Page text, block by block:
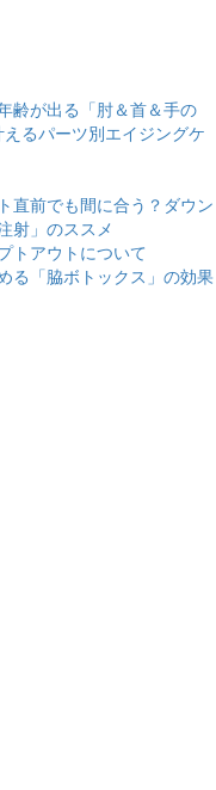
齢が出る「肘＆首＆手の
るパーツ別エイジングケ
直前でも間に合う？ダウン
射」のススメ
トアウトについて
る「脇ボトックス」の効果